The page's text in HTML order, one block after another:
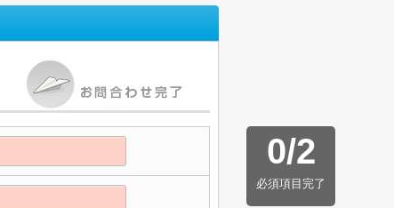
0/2
必須項目完了